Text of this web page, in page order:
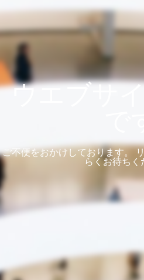
ウエブサ
ご不便をおかけしております。
らくお待ちく